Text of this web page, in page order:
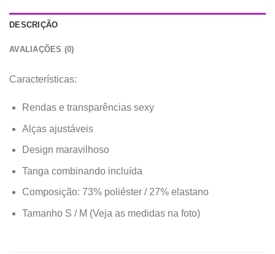
DESCRIÇÃO
AVALIAÇÕES (0)
Características:
Rendas e transparências sexy
Alças ajustáveis
Design maravilhoso
Tanga combinando incluída
Composição: 73% poliéster / 27% elastano
Tamanho S / M (Veja as medidas na foto)